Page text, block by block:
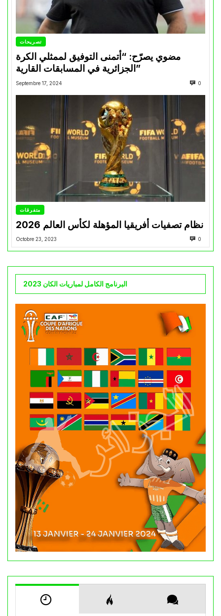
تصريحات
مضوي يصرّح: “أتمنى التوفيق لممثلي الكرة
الجزائرية في المسابقات القارية”
Septembre 17, 2024 0
متفرقات
نظام تصفيات أفريقيا المؤهلة لكأس العالم 2026
Octobre 23, 2023 0
البرنامج الكامل لمباريات الكان 2023